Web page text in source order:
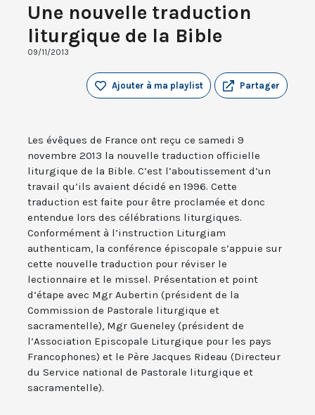
Une nouvelle traduction
liturgique de la Bible
09/11/2013
Partager
Ajouter à ma playlist
Les évêques de France ont reçu ce samedi 9
novembre 2013 la nouvelle traduction officielle
liturgique de la Bible. C’est l’aboutissement d’un
travail qu’ils avaient décidé en 1996. Cette
traduction est faite pour être proclamée et donc
entendue lors des célébrations liturgiques.
Conformément à l’instruction Liturgiam
authenticam, la conférence épiscopale s’appuie sur
cette nouvelle traduction pour réviser le
lectionnaire et le missel. Présentation et point
d’étape avec Mgr Aubertin (président de la
Commission de Pastorale liturgique et
sacramentelle), Mgr Gueneley (président de
l’Association Episcopale Liturgique pour les pays
Francophones) et le Père Jacques Rideau (Directeur
du Service national de Pastorale liturgique et
sacramentelle).